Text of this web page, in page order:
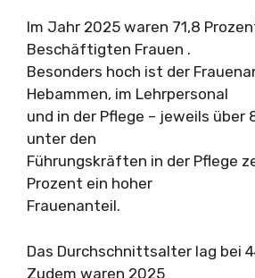
Im Jahr 2025 waren 71,8
Beschäftigten Frauen .
Besonders hoch ist der
Hebammen, im Lehrpersonal
und in der Pflege – jeweils über
unter den
Führungskräften in der Pflege
Prozent ein hoher
Frauenanteil.
Das Durchschnittsalter lag bei
Zudem waren 2025